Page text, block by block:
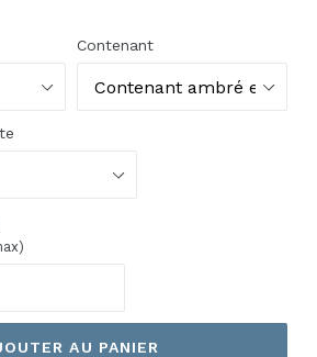
Contenant
AU PANIER